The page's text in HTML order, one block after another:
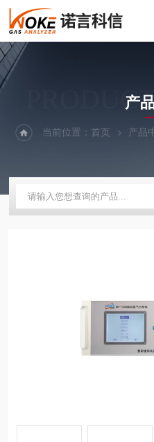
产
当前位置：首页 产品